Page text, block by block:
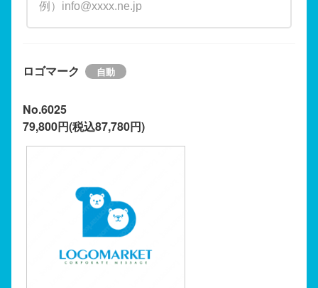
ロゴマーク
No.6025
79,800円(税込87,780円)